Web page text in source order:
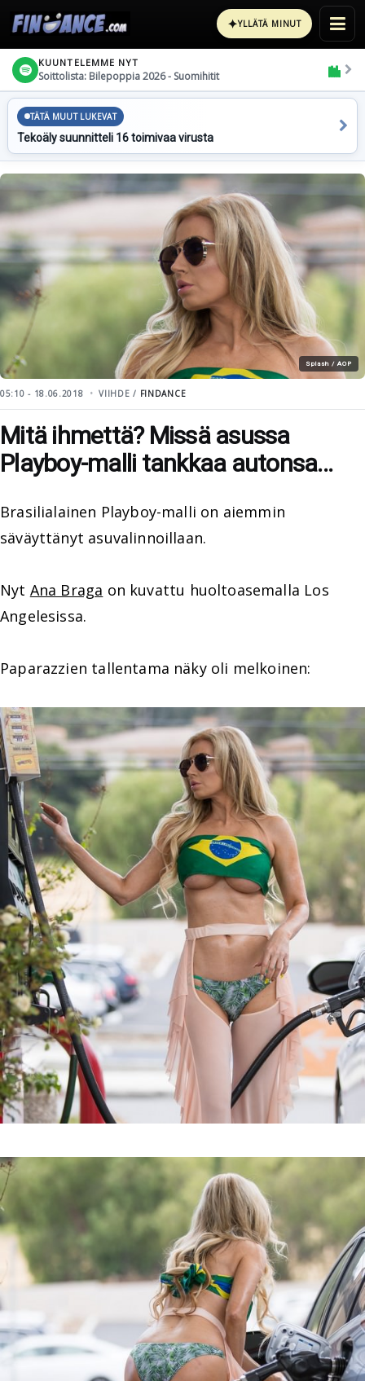
✦YLLÄTÄ MINUT
KUUNTELEMME NYT
Soittolista: Bilepoppia 2026 - Suomihitit
TÄTÄ MUUT LUKEVAT
Tekoäly suunnitteli 16 toimivaa virusta
Splash / AOP
05:10 - 18.06.2018 VIIHDE / FINDANCE
Mitä ihmettä? Missä asussa
Playboy-malli tankkaa autonsa...
Brasilialainen Playboy-malli on aiemmin
säväyttänyt asuvalinnoillaan.
Nyt Ana Braga on kuvattu huoltoasemalla Los
Angelesissa.
Paparazzien tallentama näky oli melkoinen: